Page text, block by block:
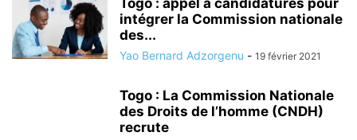
Togo : appel à candidatures pour
intégrer la Commission nationale
des...
Yao Bernard Adzorgenu - 19 février 2021
Togo : La Commission Nationale
des Droits de l’homme (CNDH)
recrute